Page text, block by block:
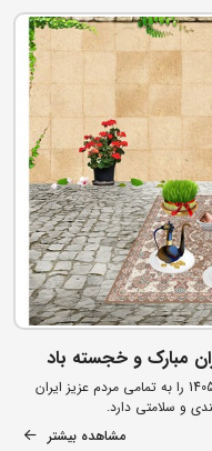
جامعه ی کشتی کشور فرا رسیدن عید نوروز و سال 1405 را به تمامی مردم عزیز ایران
و سلامتی دارد.
مشاهده بیشتر